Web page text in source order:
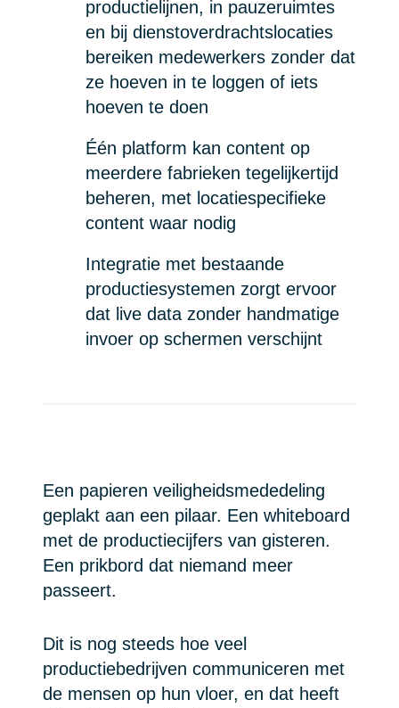
productielijnen, in pauzeruimtes
en bij dienstoverdrachtslocaties
bereiken medewerkers zonder dat
ze hoeven in te loggen of iets
hoeven te doen
Één platform kan content op
meerdere fabrieken tegelijkertijd
beheren, met locatiespecifieke
content waar nodig
Integratie met bestaande
productiesystemen zorgt ervoor
dat live data zonder handmatige
invoer op schermen verschijnt
Een papieren veiligheidsmededeling
geplakt aan een pilaar. Een whiteboard
met de productiecijfers van gisteren.
Een prikbord dat niemand meer
passeert.
Dit is nog steeds hoe veel
productiebedrijven communiceren met
de mensen op hun vloer, en dat heeft